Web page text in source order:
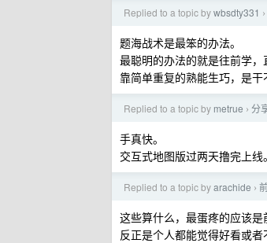
Replied to a topic bywbsdty331 ›
题海战术是最笨的办法。
最聪明的办法的就是往前学，
靠简单重复的熟能生巧，是干
Replied to a topic by metrue › 分
手真快。
交互式地图版过两天撸完上线。
Replied to a topic byarachide ›
这些算什么，最蛋疼的应该是
反正是个人都能觉得好看或